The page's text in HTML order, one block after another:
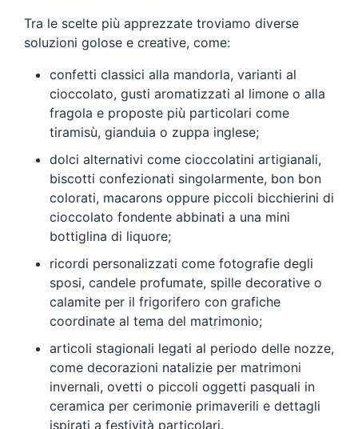
Tra le scelte più apprezzate troviamo diverse
soluzioni golose e creative, come:
confetti classici alla mandorla, varianti al
cioccolato, gusti aromatizzati al limone o alla
fragola e proposte più particolari come
tiramisù, gianduia o zuppa inglese;
dolci alternativi come cioccolatini artigianali,
biscotti confezionati singolarmente, bon bon
colorati, macarons oppure piccoli bicchierini di
cioccolato fondente abbinati a una mini
bottiglina di liquore;
ricordi personalizzati come fotografie degli
sposi, candele profumate, spille decorative o
calamite per il frigorifero con grafiche
coordinate al tema del matrimonio;
articoli stagionali legati al periodo delle nozze,
come decorazioni natalizie per matrimoni
invernali, ovetti o piccoli oggetti pasquali in
ceramica per cerimonie primaverili e dettagli
ispirati a festività particolari.